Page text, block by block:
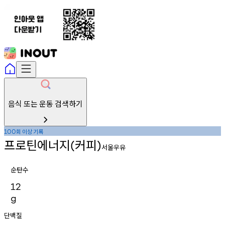
음식 또는 운동 검색하기
100회 이상기록
프로틴에너지(커피)서울우유
순탄수
12
g
단백질